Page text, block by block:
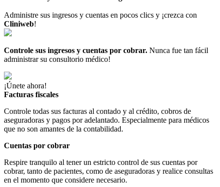
Administre sus ingresos y cuentas en pocos clics y ¡crezca con
Cliniweb!
Controle sus ingresos y cuentas por cobrar. Nunca fue tan fácil
administrar su consultorio médico!
¡Únete ahora!
Facturas fiscales
Controle todas sus facturas al contado y al crédito, cobros de
aseguradoras y pagos por adelantado. Especialmente para médicos
que no son amantes de la contabilidad.
Cuentas por cobrar
Respire tranquilo al tener un estricto control de sus cuentas por
cobrar, tanto de pacientes, como de aseguradoras y realice consultas
en el momento que considere necesario.